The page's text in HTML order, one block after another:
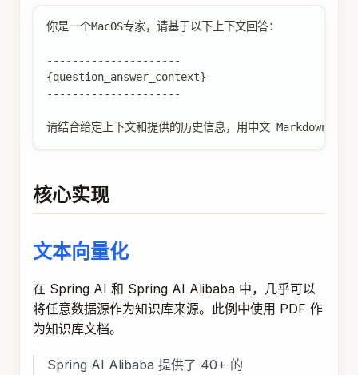
你是一个MacOS专家，请基于以下上下文回答：
---------------------
{question_answer_context}
---------------------
请结合给定上下文和提供的历史信息，用中文 Markdown 格
核心实现
文本向量化
在 Spring AI 和 Spring AI Alibaba 中，几乎可以
将任意数据源作为知识库来源。此例中使用 PDF 作
为知识库文档。
Spring AI Alibaba 提供了 40+ 的